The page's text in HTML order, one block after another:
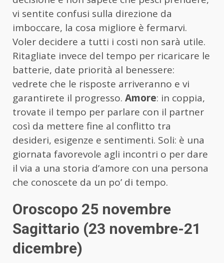
vi sentite confusi sulla direzione da
imboccare, la cosa migliore è fermarvi.
Voler decidere a tutti i costi non sarà utile.
Ritagliate invece del tempo per ricaricare le
batterie, date priorità al benessere:
vedrete che le risposte arriveranno e vi
garantirete il progresso. Amore: in coppia,
trovate il tempo per parlare con il partner
così da mettere fine al conflitto tra
desideri, esigenze e sentimenti. Soli: è una
giornata favorevole agli incontri o per dare
il via a una storia d’amore con una persona
che conoscete da un po’ di tempo.
Oroscopo 25 novembre
Sagittario (23 novembre-21
dicembre)